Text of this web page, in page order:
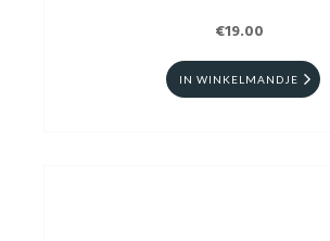
€19.00
IN WINKELMANDJE